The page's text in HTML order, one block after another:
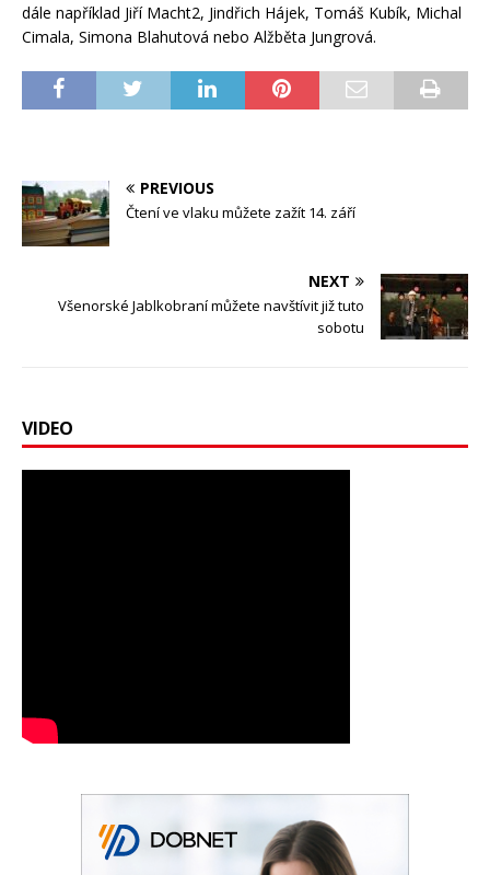
dále například Jiří Macht2, Jindřich Hájek, Tomáš Kubík, Michal
Cimala, Simona Blahutová nebo Alžběta Jungrová.
PREVIOUS
Čtení ve vlaku můžete zažít 14. září
NEXT
Všenorské Jablkobraní můžete navštívit již tuto
sobotu
VIDEO